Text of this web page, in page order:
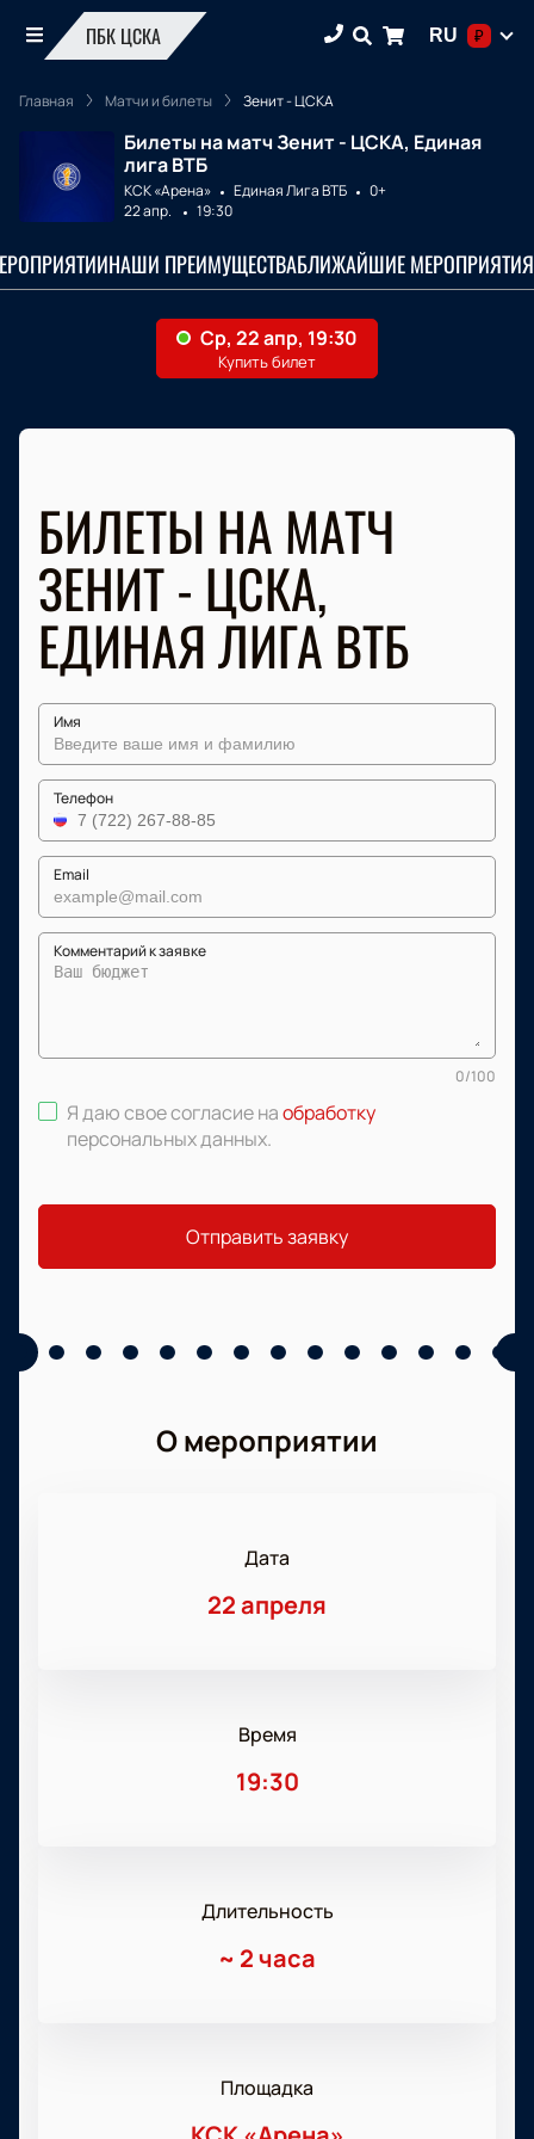
ПБК ЦСКА RU ₽
Главная Матчи и билеты Зенит - ЦСКА
Билеты на матч Зенит - ЦСКА, Единая
лига ВТБ
КСК «Арена» Единая Лига ВТБ
0+
22 апр.
19:30
НАШИ ПРЕИМУЩЕСТВАБЛИЖАЙШИЕ МЕРОПРИЯТИЯ
БИЛЕТЫ НА МАТЧ
ЗЕНИТ - ЦСКА,
ЕДИНАЯ ЛИГА ВТБ
Имя
Телефон
Email
Комментарий к заявке
0/100
Я даю свое согласие наобработку
персональных данных.
Отправить заявку
О мероприятии
Дата
22 апреля
Время
19:30
Длительность
~ 2 часа
Площадка